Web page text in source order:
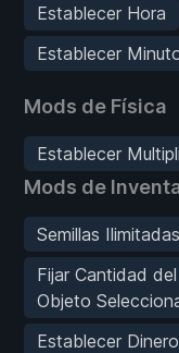
Establecer Hora
Establecer
Mods de Física
Establecer
Mods de
Semillas Ilimitadas
Fijar Cantidad del
Objeto
Establecer Dinero